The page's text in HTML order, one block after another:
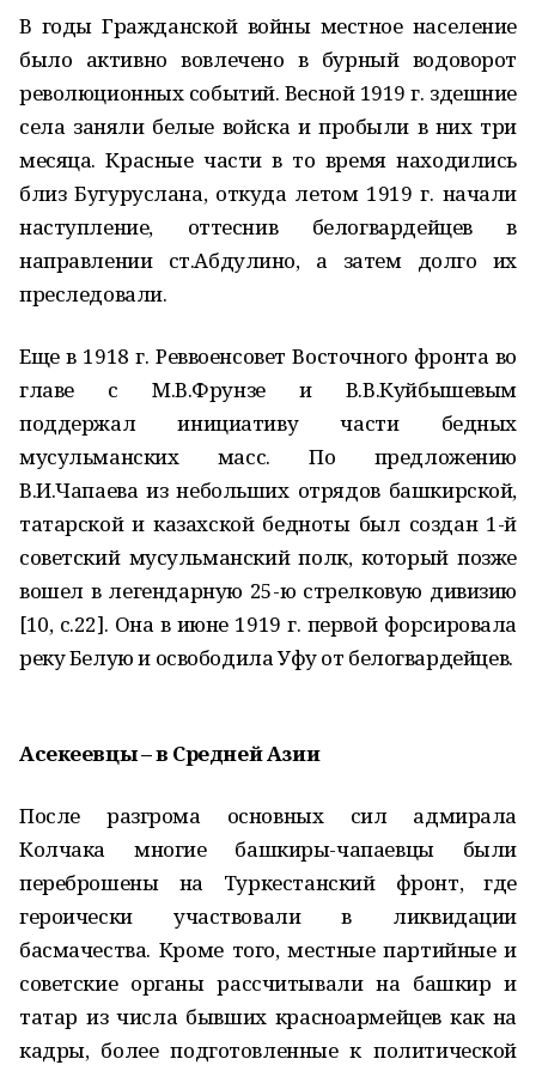
В годы Гражданской войны местное население
было активно вовлечено в бурный водоворот
революционных событий. Весной 1919 г. здешние
села заняли белые войска и пробыли в них три
месяца. Красные части в то время находились
близ Бугуруслана, откуда летом 1919 г. начали
наступление, оттеснив белогвардейцев в
направлении ст.Абдулино, а затем долго их
преследовали.
Еще в 1918 г. Реввоенсовет Восточного фронта во
главе с М.В.Фрунзе и В.В.Куйбышевым
поддержал инициативу части бедных
мусульманских масс. По предложению
В.И.Чапаева из небольших отрядов башкирской,
татарской и казахской бедноты был создан 1-й
советский мусульманский полк, который позже
вошел в легендарную 25-ю стрелковую дивизию
[10, c.22]. Она в июне 1919 г. первой форсировала
реку Белую и освободила Уфу от белогвардейцев.
Асекеевцы – в Средней Азии
После разгрома основных сил адмирала
Колчака многие башкиры-чапаевцы были
переброшены на Туркестанский фронт, где
героически участвовали в ликвидации
басмачества. Кроме того, местные партийные и
советские органы рассчитывали на башкир и
татар из числа бывших красноармейцев как на
кадры, более подготовленные к политической